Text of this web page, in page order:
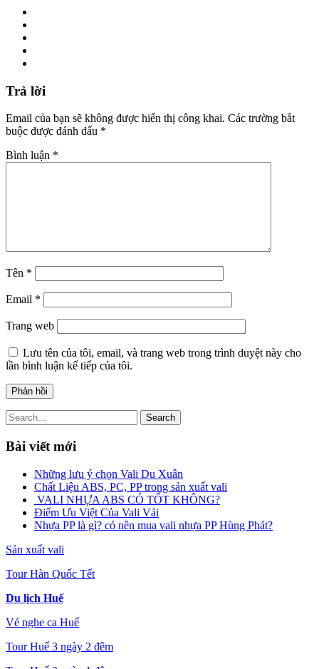
Trả lời
Email của bạn sẽ không được hiển thị công khai. Các trường bắt
buộc được đánh dấu *
Bình luận *
Tên *
Email *
Trang web
Lưu tên của tôi, email, và trang web trong trình duyệt này cho
lần bình luận kế tiếp của tôi.
Search
Bài viết mới
Những lưu ý chọn Vali Du Xuân
Chất Liệu ABS, PC, PP trong sản xuất vali
VALI NHỰA ABS CÓ TỐT KHÔNG?
Điểm Ưu Việt Của Vali Vải
Nhựa PP là gì? có nên mua vali nhựa PP Hùng Phát?
Sản xuất vali
Tour Hàn Quốc Tết
Du lịch Huế
Vé nghe ca Huế
Tour Huế 3 ngày 2 đêm